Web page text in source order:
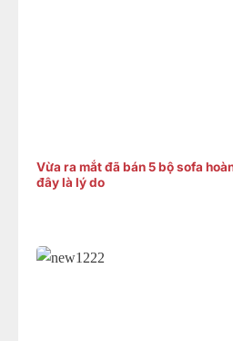
Vừa ra mắt đã bán 5 bộ sofa
đây là lý do